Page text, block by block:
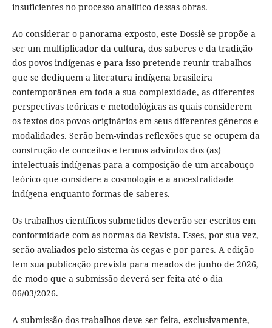
insuficientes no processo analítico dessas obras.
Ao considerar o panorama exposto, este Dossiê se propõe a
ser um multiplicador da cultura, dos saberes e da tradição
dos povos indígenas e para isso pretende reunir trabalhos
que se dediquem a literatura indígena brasileira
contemporânea em toda a sua complexidade, as diferentes
perspectivas teóricas e metodológicas as quais considerem
os textos dos povos originários em seus diferentes gêneros e
modalidades. Serão bem-vindas reflexões que se ocupem da
construção de conceitos e termos advindos dos (as)
intelectuais indígenas para a composição de um arcabouço
teórico que considere a cosmologia e a ancestralidade
indígena enquanto formas de saberes.
Os trabalhos científicos submetidos deverão ser escritos em
conformidade com as normas da Revista. Esses, por sua vez,
serão avaliados pelo sistema às cegas e por pares. A edição
tem sua publicação prevista para meados de junho de 2026,
de modo que a submissão deverá ser feita até o dia
06/03/2026.
A submissão dos trabalhos deve ser feita, exclusivamente,